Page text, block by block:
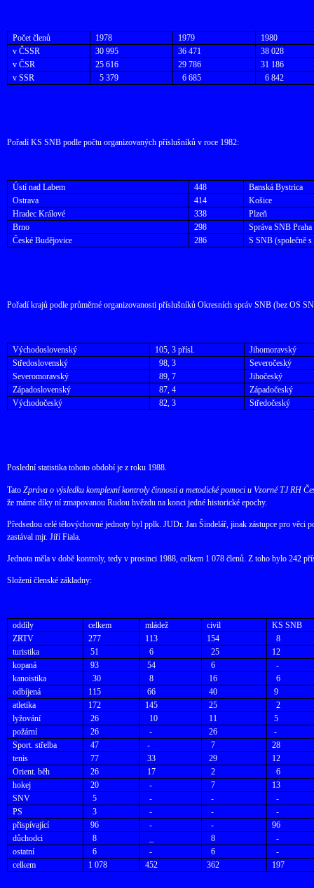
Počet členů 1978 1979
1980
v ČSSR
30 995 36 471
38 028
v ČSR
25 616 29 786
31 186
v SSR
5 379 6 685 6 842
Pořadí KS SNB podle počtu organizovaných příslušníků v roce 1982:
Ústí nad Labem 448
Banská Bystrica
Ostrava
414
Košice
Hradec Králové
338
Plzeň
Brno
298
Správa SNB Praha
České Budějovice
286 S SNB (společně
Pořadí krajů podle průměrné organizovanosti příslušníků Okresních správ SNB (bez OS
Východoslovenský 105, 3 přísl.
Jihomoravský
Středoslovenský
98, 3
Severočeský
Severomoravský
89, 7
Jihočeský
Západoslovenský
87, 4
Západočeský
Východočeský
82, 3 Středočeský
Poslední statistika tohoto období je z roku 1988.
Tato Zpráva o výsledku komplexní kontroly činnosti a metodické pomoci u Vzorné TJ RH
že máme díky ní zmapovanou Rudou hvězdu na konci jedné historické epochy.
Předsedou celé tělovýchovné jednoty byl pplk. JUDr. Jan Šindelář, jinak zástupce pro
zastával mjr. Jiří Fiala.
Jednota měla v době kontroly, tedy v prosinci 1988, celkem 1 078 členů. Z toho bylo 242
Složení členské základny:
oddíly celkem mládež civil
KS SNB
ZRTV
277 113 154
8
turistika
51 6 25
12
kopaná
93 54 6
-
kanoistika
30 8 16
6
odbíjená
115 66 40
9
atletika
172 145 25
2
lyžování
26 10 11
5
požární
26 - 26
-
Sport. střelba
47 - 7
28
tenis
77 33 29
12
Orient. běh
26 17 2
6
hokej
20 - 7
13
SNV
5 - -
-
PS
3 - -
-
přispívající
96 - -
96
důchodci
8 8
-
ostatní
6 - 6
-
celkem
1 078 452 362 197